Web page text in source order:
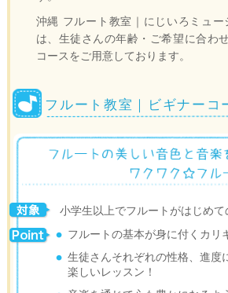
沖縄 フルート教室｜にじいろミュー
は、生徒さんの年齢・ご希望に合わ
コースをご用意しております。
フルート教室｜ビギナーコ
小学生以上でフルートがはじめて
フルートの基本が身に付くカリ
生徒さんそれぞれの性格、進度
楽しいレッスン！